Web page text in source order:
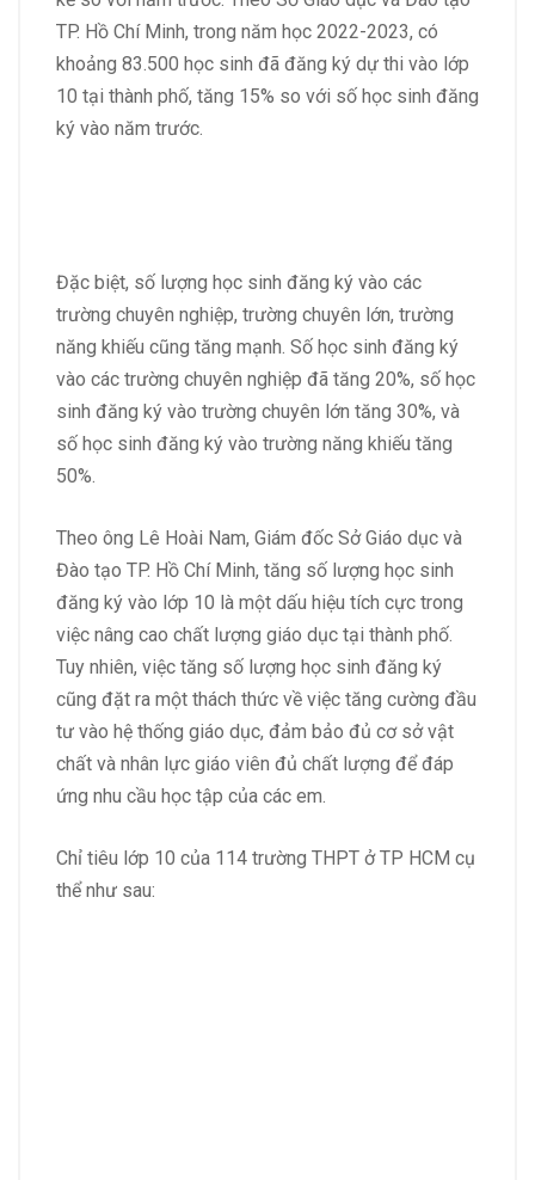
TP. Hồ Chí Minh, trong năm học 2022-2023, có
khoảng 83.500 học sinh đã đăng ký dự thi vào lớp
10 tại thành phố, tăng 15% so với số học sinh đăng
ký vào năm trước.
Đặc biệt, số lượng học sinh đăng ký vào các
trường chuyên nghiệp, trường chuyên lớn, trường
năng khiếu cũng tăng mạnh. Số học sinh đăng ký
vào các trường chuyên nghiệp đã tăng 20%, số học
sinh đăng ký vào trường chuyên lớn tăng 30%, và
số học sinh đăng ký vào trường năng khiếu tăng
50%.
Theo ông Lê Hoài Nam, Giám đốc Sở Giáo dục và
Đào tạo TP. Hồ Chí Minh, tăng số lượng học sinh
đăng ký vào lớp 10 là một dấu hiệu tích cực trong
việc nâng cao chất lượng giáo dục tại thành phố.
Tuy nhiên, việc tăng số lượng học sinh đăng ký
cũng đặt ra một thách thức về việc tăng cường đầu
tư vào hệ thống giáo dục, đảm bảo đủ cơ sở vật
chất và nhân lực giáo viên đủ chất lượng để đáp
ứng nhu cầu học tập của các em.
Chỉ tiêu lớp 10 của 114 trường THPT ở TP HCM cụ
thể như sau: